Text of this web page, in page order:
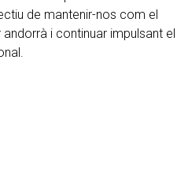
de mantenir-nos com el
i continuar impulsant el